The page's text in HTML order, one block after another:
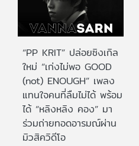
“PP KRIT” ปล่อยซิงเกิล
ใหม่ “เก่งไม่พอ GOOD
(not) ENOUGH” เพลง
แทนใจคนที่ลืมไม่ได้ พร้อม
ได้ “หลิงหลิง คอง” มา
ร่วมถ่ายทอดอารมณ์ผ่าน
มิวสิควิดีโอ